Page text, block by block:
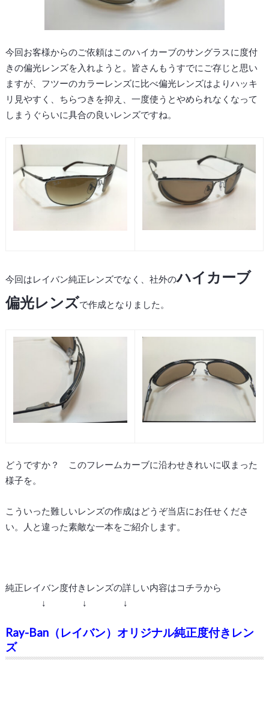
今回お客様からのご依頼はこのハイカーブのサングラスに度付
きの偏光レンズを入れようと。皆さんもうすでにご存じと思い
ますが、フツーのカラーレンズに比べ偏光レンズはよりハッキ
リ見やすく、ちらつきを抑え、一度使うとやめられなくなって
しまうぐらいに具合の良いレンズですね。
今回はレイバン純正レンズでなく、社外のハイカーブ
偏光レンズで作成となりました。
どうですか？ このフレームカーブに沿わせきれいに収まった
様子を。
こういった難しいレンズの作成はどうぞ当店にお任せくださ
い。人と違った素敵な一本をご紹介します。
純正レイバン度付きレンズの詳しい内容はコチラから
↓ ↓ ↓
Ray-Ban（レイバン）オリジナル純正度付きレン
ズ